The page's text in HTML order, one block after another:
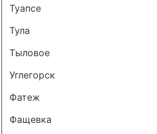
Туапсе
Тула
Тыловое
Углегорск
Фатеж
Фащевка